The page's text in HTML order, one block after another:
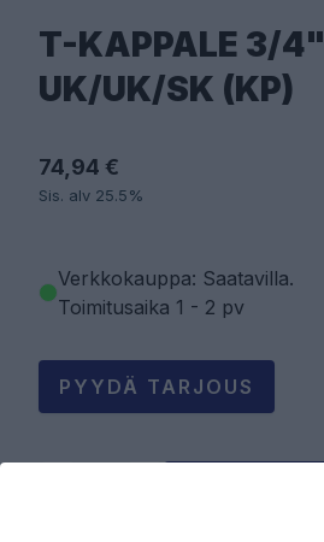
T-KAPPALE 3/4"
UK/UK/SK (KP)
74,94 €
Sis. alv 25.5%
Verkkokauppa: Saatavilla.
Toimitusaika 1 - 2 pv
PYYDÄ TARJOUS